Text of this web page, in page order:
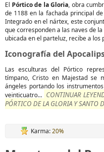
El Pórtico de la Gloria, obra
de 1188 en la fachada principal
Integrado en el nártex, este
que corresponden a las naves de
ubicada en el parteluz, recibe a los
Iconografía del
Las esculturas del Pórtico
tímpano, Cristo en Majestad se
ángeles portando los
veinticuatro... CONTINUAR
PÓRTICO DE LA GLORIA Y SANTO
Karma:20%